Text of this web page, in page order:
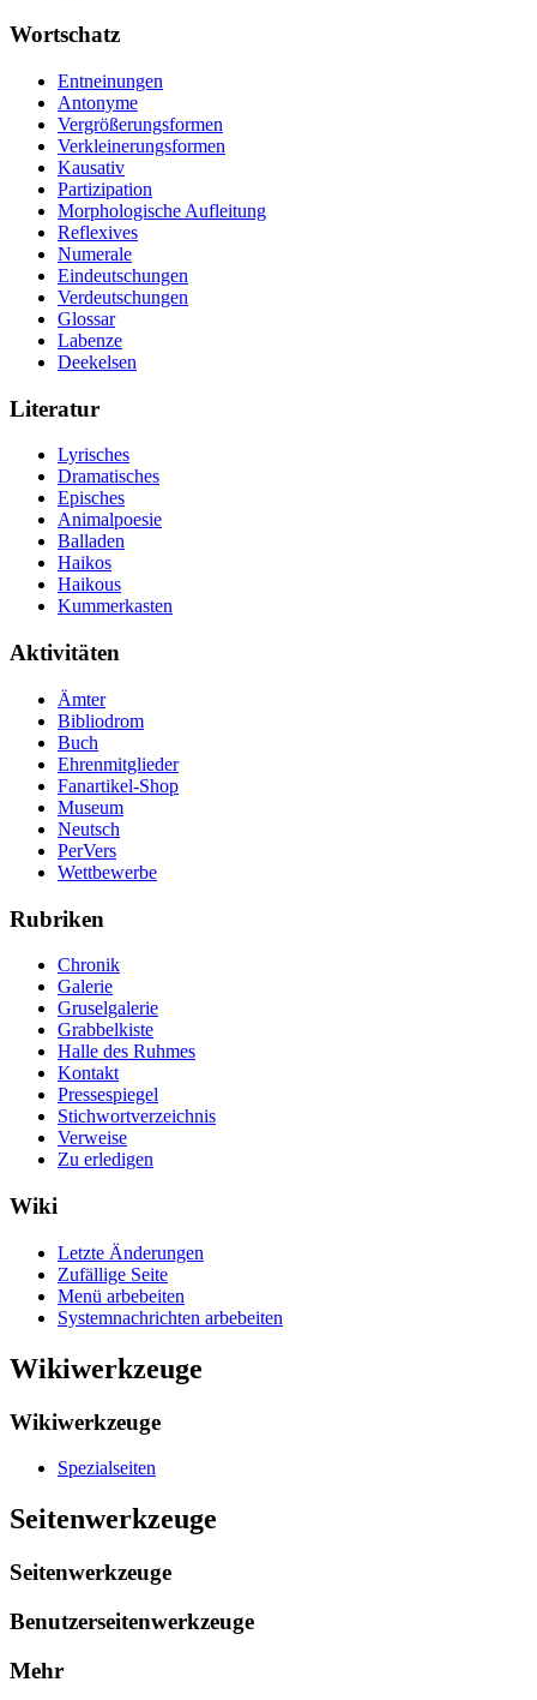
Wortschatz
Entneinungen
Antonyme
Vergrößerungsformen
Verkleinerungsformen
Kausativ
Partizipation
Morphologische Aufleitung
Reflexives
Numerale
Eindeutschungen
Verdeutschungen
Glossar
Labenze
Deekelsen
Literatur
Lyrisches
Dramatisches
Episches
Animalpoesie
Balladen
Haikos
Haikous
Kummerkasten
Aktivitäten
Ämter
Bibliodrom
Buch
Ehrenmitglieder
Fanartikel-Shop
Museum
Neutsch
PerVers
Wettbewerbe
Rubriken
Chronik
Galerie
Gruselgalerie
Grabbelkiste
Halle des Ruhmes
Kontakt
Pressespiegel
Stichwortverzeichnis
Verweise
Zu erledigen
Wiki
Letzte Änderungen
Zufällige Seite
Menü arbebeiten
Systemnachrichten arbebeiten
Wikiwerkzeuge
Wikiwerkzeuge
Spezialseiten
Seitenwerkzeuge
Seitenwerkzeuge
Benutzerseitenwerkzeuge
Mehr